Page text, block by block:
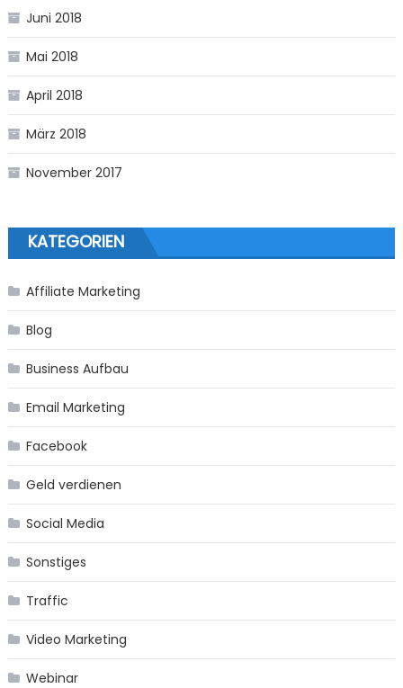
Juni 2018
Mai 2018
April 2018
März 2018
November 2017
KATEGORIEN
Affiliate Marketing
Blog
Business Aufbau
Email Marketing
Facebook
Geld verdienen
Social Media
Sonstiges
Traffic
Video Marketing
Webinar